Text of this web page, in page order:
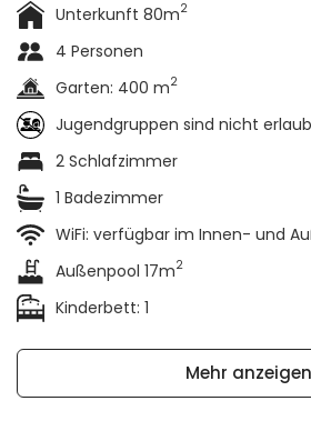
Unterkunft 80m2
4 Personen
Garten: 400 m2
Jugendgruppen sind nicht
2 Schlafzimmer
1 Badezimmer
WiFi: verfügbar im Innen- und
Außenpool 17m2
Kinderbett: 1
Mehr anzeigen